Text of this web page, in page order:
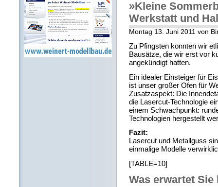
»Kleine
Werkstatt und
Montag 13. Juni 2011 von
Zu Pfingsten konnten wir
Bausätze, die wir erst vor
angekündigt hatten.
Ein idealer Einsteiger für
ist unser großer Ofen für
Zusatzaspekt: Die
die Lasercut-Technologie
einem Schwachpunkt:
Technologien hergestellt
Fazit:
Lasercut und Metallguss
einmalige Modelle
[TABLE=10]
Was erwartet Sie